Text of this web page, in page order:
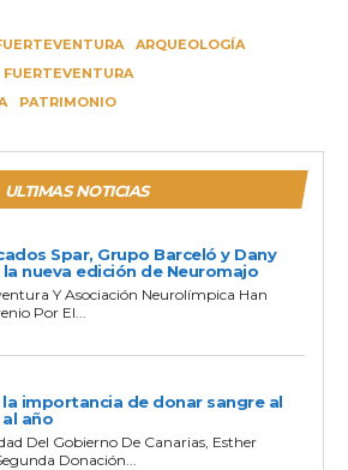
ARQUEOLOGÍA
FUERTEVENTURA
PATRIMONIO
ULTIMAS NOTICIAS
Spar, Grupo Barceló y Dany
nueva edición de Neuromajo
Y Asociación Neurolímpica Han
Por El...
importancia de donar sangre al
año
Del Gobierno De Canarias, Esther
Donación...